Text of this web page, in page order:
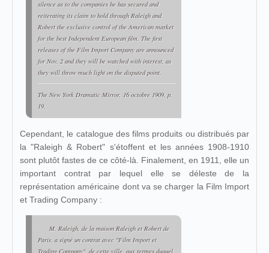
silence as to the companies he has secured and
reiterating its claim to hold through Raleigh and
Robert the exclusive control of the American market
for the best Independent European film. The first
releases of the Film Import Company are announced
for Nov. 2 and they will be watched with interest, as
they will throw much light on the disputed point.
The New York Dramatic Mirror, 16 octobre 1909, p.
19.
Cependant, le catalogue des films produits ou distribués par
la "Raleigh & Robert" s'étoffent et les années 1908-1910
sont plutôt fastes de ce côté-là. Finalement, en 1911, elle un
important contrat par lequel elle se déleste de la
représentation américaine dont va se charger la Film Import
et Trading Company :
M. Raleigh, de la maison Raleigh et Robert de
Paris, a signé un contrat avec "Film Import et
Trading Company", de cette ville, aux termes duquel